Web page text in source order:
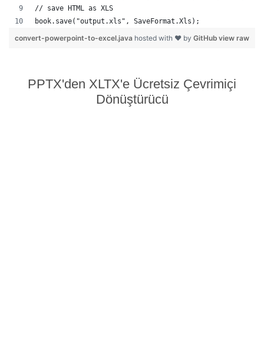
// save HTML as XLS
book.save("output.xls", SaveFormat.Xls);
view raw
convert-powerpoint-to-excel.java hosted with ❤ by GitHub
PPTX'den XLTX'e Ücretsiz Çevrimiçi
Dönüştürücü